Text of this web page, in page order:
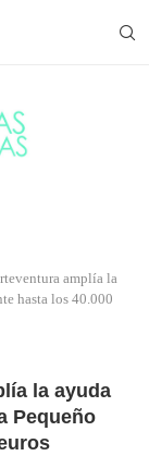
amplía la
hasta los 40.000
la ayuda
Pequeño